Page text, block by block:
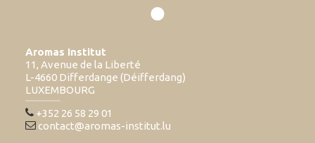
Aromas Institut
11, Avenue de la Liberté
L-4660 Differdange (Déifferdang)
LUXEMBOURG
+352 26 58 29 01
contact@aromas-institut.lu